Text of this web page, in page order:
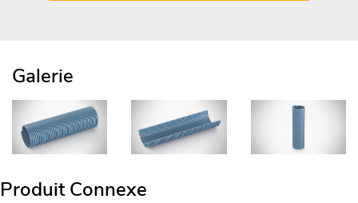
Galerie
Produit Connexe